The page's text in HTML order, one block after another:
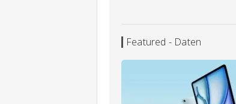
Featured - Daten